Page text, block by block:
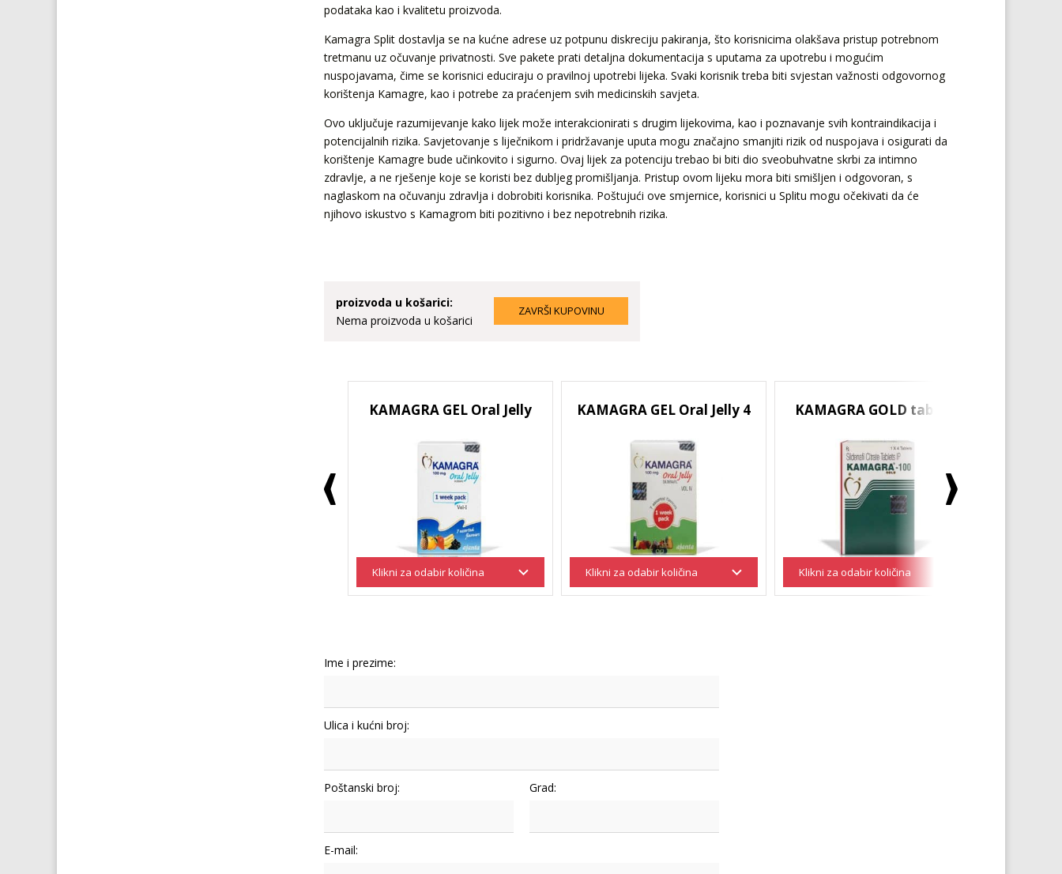
podataka kao i kvalitetu proizvoda.
Kamagra Split dostavlja se na kućne adrese uz potpunu diskreciju pakiranja, što korisnicima olakšava pristup potrebnom
tretmanu uz očuvanje privatnosti. Sve pakete prati detaljna dokumentacija s uputama za upotrebu i mogućim
nuspojavama, čime se korisnici educiraju o pravilnoj upotrebi lijeka. Svaki korisnik treba biti svjestan važnosti odgovornog
korištenja Kamagre, kao i potrebe za praćenjem svih medicinskih savjeta.
Ovo uključuje razumijevanje kako lijek može interakcionirati s drugim lijekovima, kao i poznavanje svih kontraindikacija i
potencijalnih rizika. Savjetovanje s liječnikom i pridržavanje uputa mogu značajno smanjiti rizik od nuspojava i osigurati da
korištenje Kamagre bude učinkovito i sigurno. Ovaj lijek za potenciju trebao bi biti dio sveobuhvatne skrbi za intimno
zdravlje, a ne rješenje koje se koristi bez dubljeg promišljanja. Pristup ovom lijeku mora biti smišljen i odgovoran, s
naglaskom na očuvanju zdravlja i dobrobiti korisnika. Poštujući ove smjernice, korisnici u Splitu mogu očekivati da će
njihovo iskustvo s Kamagrom biti pozitivno i bez nepotrebnih rizika.
proizvoda u košarici:
Nema proizvoda u košarici
KAMAGRA GEL Oral Jelly KAMAGRA GEL Oral Jelly 4 KAMAGRA GOLD tablete
Ime i prezime:
Ulica i kućni broj:
Poštanski broj: Grad:
E-mail: